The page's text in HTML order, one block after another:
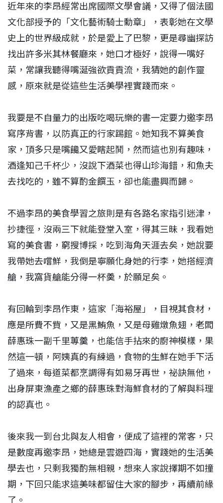
近年來的李昂經常出席國際文學會議，又得了個法國
文化部授予的「文化藝術騎士勳章」，表彰她在文學
史上的世界級成就，於是愛上了巴黎，更是尋幽探訪
找出許多米其林餐廳來，她口才極好，說得一嘴好
菜，常讓我聽得嘴涎強欲貢貢流，我猜她的創作靈
感，原來就是從這些生活美學裡實踐而來。
我要是不自量力的出版吃喝玩樂的書一定要力邀李昂
寫序背書，以防真正的行家踢館。她知我不算美食
家，頂多只是嘴饞又愛瞎起鬨，然而這也別有趣味，
酒逢知己千杯少，沒說下酒菜也得山珍海錯，和魚夫
去找吃的，雖不算酌金饌玉，卻也能盡興而歸。
不過李昂的美食學習之旅則是有各路名家指引迷津，
抄捷徑，沒兩三下就能登堂入室，得其三昧，我看她
寫的美食書，窮搜博採，吃到海角天涯去矣，她說要
我帶她去嚐鮮，我倒是寧願化身她的行李，她搭經濟
艙，我窩貨艙能分得一杯羮，於願足矣。
有回輪到李昂作東，這家「海裕屋」，目視其食材，
應是所費不貲，又是黑鮪魚，又是母雞燉魚翅，老闆
薛惠珠一副千里蓴羹，也能信手拈來的廚神模樣，果
然這一頓，阿姨真的有練過，食物的生鮮在她手下活
了過來，每道菜都烹調得有如易牙再世，祕訣無他，
出身屏東漁產之鄉的薛惠珠對海鮮食材的了解與料理
的認真也。
後來我一到台北與友人相會，便成了這裡的常客，只
是數度再邀李昂，她總是雲遊四海，實踐她的生活美
學去也，只剩我獨酌無相親，想來人家說擇期不如撞
期，下回只能求這美味都留住大家的腳步，再續前緣
了。